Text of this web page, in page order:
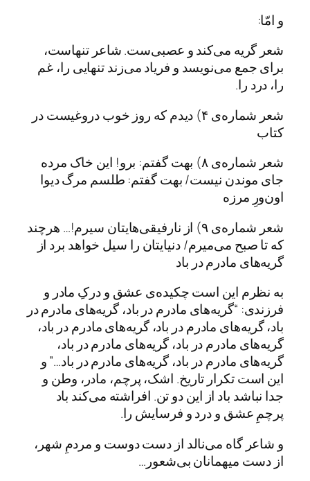
و امّا:
شعر گریه می‌کند و عصبی‌ست. شاعر تنهاست،
برای جمع می‌نویسد و فریاد می‌زند تنهایی را، غم
را، درد را.
شعر شماره‌ی ۴) دیدم که روز خوب دروغیست در
کتاب
شعر شماره‌ی ۸) بهت گفتم: برو! این خاک مرده
جای موندن نیست/ بهت گفتم: طلسم مرگ دیوا
اون‌ورِ مرزه
شعر شماره‌ی ۹) از نارفیقی‌هایتان سیرم!… هرچند
که تا صبح می‌میرم/ دنیایتان را سیل خواهد برد از
گریه‌های مادرم در باد
به نظرم این است چکیده‌ی عشق و درکِ مادر و
فرزندی: “گریه‌های مادرم در باد، گریه‌های مادرم در
باد، گریه‌های مادرم در باد، گریه‌های مادرم در باد،
گریه‌های مادرم در باد، گریه‌های مادرم در باد،
گریه‌های مادرم در باد، گریه‌های مادرم در باد…” و
این است تکرار تاریخ. اشک، پرچم، مادر، وطن و
جدا نباشد باد از این دو تن. افراشته می‌کند باد
پرچمِ عشق و درد و فرسایش را.
و شاعر گاه می‌نالد از دست دوست و مردمِ شهر،
از دست میهمانان بی‌شعور…